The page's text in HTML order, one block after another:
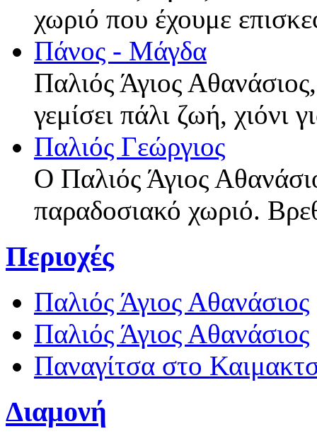
χωριό που έχουμε
Πάνος - Μάγδα
Παλιός Άγιος
γεμίσει πάλι ζωή, χιόνι
Παλιός Γεώργιος
Ο Παλιός Άγιος
παραδοσιακό χωριό.
Περιοχές
Παλιός Άγιος Αθανάσιος
Παλιός Άγιος Αθανάσιος
Παναγίτσα στο
Διαμονή